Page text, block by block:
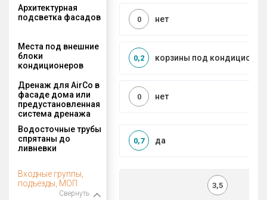
Архитектурная
подсветка фасадов
нет
0
Места под внешние
блоки
кондиционеров
корзины под
0,2
Дренаж для AirCo в
фасаде дома или
предустановленная
система дренажа
нет
0
Водосточные трубы
спрятаны до
ливневки
да
0,7
Входные группы,
подъезды, МОП
Свернуть
3,5